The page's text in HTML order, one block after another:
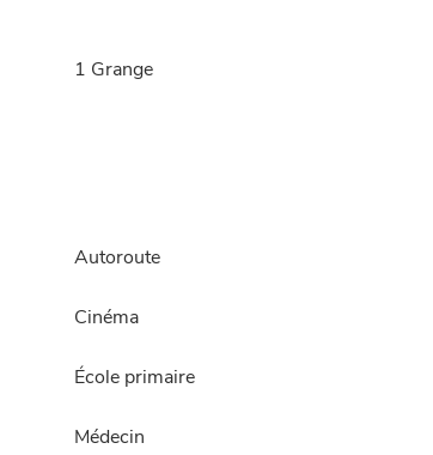
1 Grange
Autoroute
Cinéma
École primaire
Médecin